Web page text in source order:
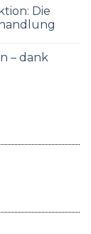
Die
– dank